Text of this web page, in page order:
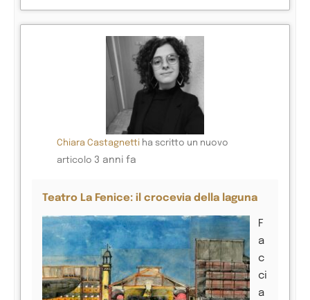
Chiara Castagnettiha scritto un nuovo
articolo 3 anni fa
Teatro La Fenice: il crocevia della laguna
F
a
c
ci
a